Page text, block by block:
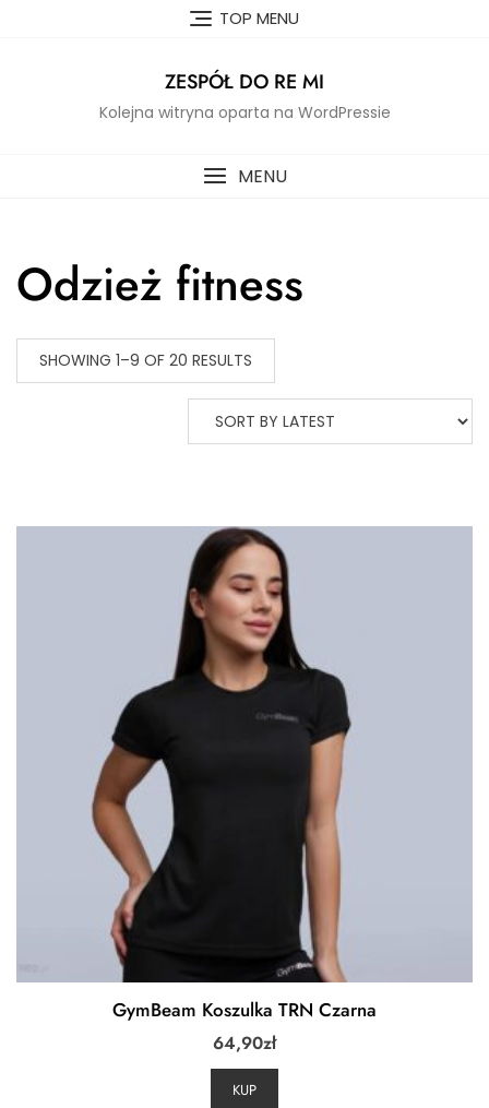
TOP MENU
ZESPÓŁ DO RE MI
Kolejna witryna oparta na WordPressie
MENU
Odzież fitness
SHOWING 1–9 OF 20 RESULTS
GymBeam Koszulka TRN Czarna
64,90zł
KUP